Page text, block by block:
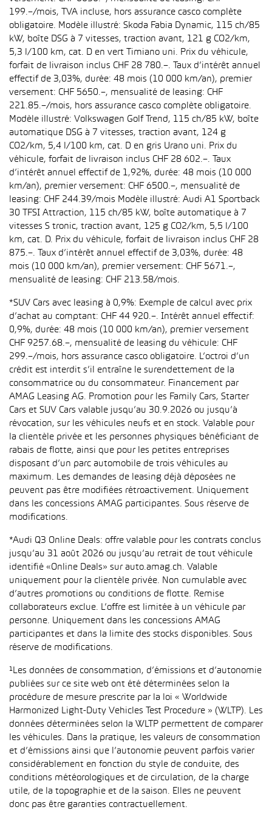
199.–/mois, TVA incluse, hors assurance casco complète
obligatoire. Modèle illustré: Skoda Fabia Dynamic, 115 ch/85
kW, boîte DSG à 7 vitesses, traction avant, 121 g CO2/km,
5,3 l/100 km, cat. D en vert Timiano uni. Prix du véhicule,
forfait de livraison inclus CHF 28 780.–. Taux d’intérêt annuel
effectif de 3,03%, durée: 48 mois (10 000 km/an), premier
versement: CHF 5650.–, mensualité de leasing: CHF
221.85.–/mois, hors assurance casco complète obligatoire.
Modèle illustré: Volkswagen Golf Trend, 115 ch/85 kW, boîte
automatique DSG à 7 vitesses, traction avant, 124 g
CO2/km, 5,4 l/100 km, cat. D en gris Urano uni. Prix du
véhicule, forfait de livraison inclus CHF 28 602.–. Taux
d’intérêt annuel effectif de 1,92%, durée: 48 mois (10 000
km/an), premier versement: CHF 6500.–, mensualité de
leasing: CHF 244.39/mois Modèle illustré: Audi A1 Sportback
30 TFSI Attraction, 115 ch/85 kW, boîte automatique à 7
vitesses S tronic, traction avant, 125 g CO2/km, 5,5 l/100
km, cat. D. Prix du véhicule, forfait de livraison inclus CHF 28
875.–. Taux d’intérêt annuel effectif de 3,03%, durée: 48
mois (10 000 km/an), premier versement: CHF 5671.–,
mensualité de leasing: CHF 213.58/mois.
*SUV Cars avec leasing à 0,9%: Exemple de calcul avec prix
d’achat au comptant: CHF 44 920.–. Intérêt annuel effectif:
0,9%, durée: 48 mois (10 000 km/an), premier versement
CHF 9257.68.–, mensualité de leasing du véhicule: CHF
299.–/mois, hors assurance casco obligatoire. L’octroi d’un
crédit est interdit s’il entraîne le surendettement de la
consommatrice ou du consommateur. Financement par
AMAG Leasing AG. Promotion pour les Family Cars, Starter
Cars et SUV Cars valable jusqu’au 30.9.2026 ou jusqu’à
révocation, sur les véhicules neufs et en stock. Valable pour
la clientèle privée et les personnes physiques bénéficiant de
rabais de flotte, ainsi que pour les petites entreprises
disposant d’un parc automobile de trois véhicules au
maximum. Les demandes de leasing déjà déposées ne
peuvent pas être modifiées rétroactivement. Uniquement
dans les concessions AMAG participantes. Sous réserve de
modifications.
*Audi Q3 Online Deals: offre valable pour les contrats conclus
jusqu’au 31 août 2026 ou jusqu’au retrait de tout véhicule
identifié «Online Deals» sur auto.amag.ch. Valable
uniquement pour la clientèle privée. Non cumulable avec
d’autres promotions ou conditions de flotte. Remise
collaborateurs exclue. L’offre est limitée à un véhicule par
personne. Uniquement dans les concessions AMAG
participantes et dans la limite des stocks disponibles. Sous
réserve de modifications.
¹Les données de consommation, d’émissions et d’autonomie
publiées sur ce site web ont été déterminées selon la
procédure de mesure prescrite par la loi « Worldwide
Harmonized Light-Duty Vehicles Test Procedure » (WLTP). Les
données déterminées selon la WLTP permettent de comparer
les véhicules. Dans la pratique, les valeurs de consommation
et d’émissions ainsi que l’autonomie peuvent parfois varier
considérablement en fonction du style de conduite, des
conditions météorologiques et de circulation, de la charge
utile, de la topographie et de la saison. Elles ne peuvent
donc pas être garanties contractuellement.